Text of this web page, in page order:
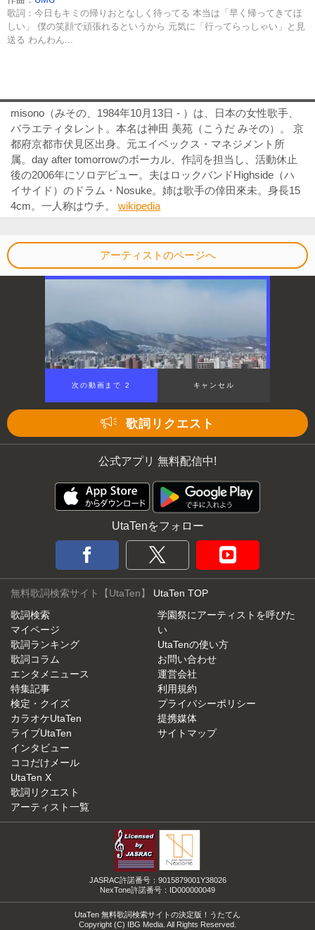
歌詞：今日もキミの帰りおとなしく待ってる 本当は「早く帰ってきてほ
しい」 僕の笑顔で頑張れるというから 元気に「行ってらっしゃい」と見
送る わんわん...
misono（みその、1984年10月13日 - ）は、日本の女性歌手、
バラエティタレント。本名は神田 美苑（こうだ みその）。 京
都府京都市伏見区出身。元エイベックス・マネジメント所
属。day after tomorrowのボーカル、作詞を担当し、活動休止
後の2006年にソロデビュー。夫はロックバンドHighside（ハ
イサイド）のドラム・Nosuke。姉は歌手の倖田來未。身長15
4cm。一人称はウチ。 wikipedia
アーティストのページへ
次の動画まで 1 キャンセル
歌詞リクエスト
公式アプリ 無料配信中!
UtaTenをフォロー
無料歌詞検索サイト【UtaTen】 UtaTen TOP
歌詞検索
マイページ
歌詞ランキング
歌詞コラム
エンタメニュース
特集記事
検定・クイズ
カラオケUtaTen
ライブUtaTen
インタビュー
ココだけメール
UtaTen X
歌詞リクエスト
アーティスト一覧
学園祭にアーティストを呼びた
い
UtaTenの使い方
お問い合わせ
運営会社
利用規約
プライバシーポリシー
提携媒体
サイトマップ
JASRAC許諾番号：9015879001Y38026
NexTone許諾番号：ID000000049
UtaTen 無料歌詞検索サイトの決定版！うたてん
Copyright (C) IBG Media. All Rights Reserved.